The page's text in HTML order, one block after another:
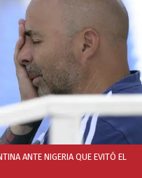
ANTE NIGERIA QUE EVITÓ EL